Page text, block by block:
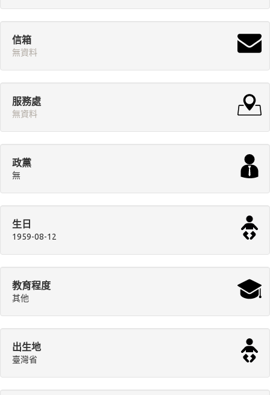
信箱
無資料
服務處
無資料
政黨
無
生日
1959-08-12
教育程度
其他
出生地
臺灣省